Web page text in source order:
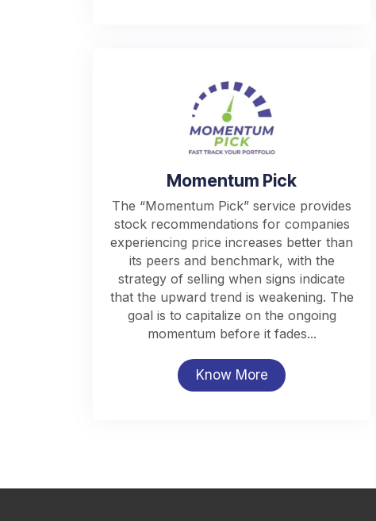
Momentum Pick
The “Momentum Pick” service provides
stock recommendations for companies
experiencing price increases better than
its peers and benchmark, with the
strategy of selling when signs indicate
that the upward trend is weakening. The
goal is to capitalize on the ongoing
momentum before it fades...
Know More